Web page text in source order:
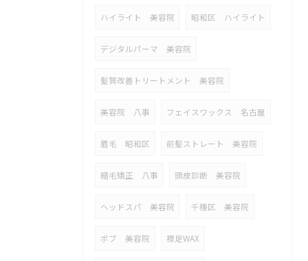
ハイライト 美容院 昭和区 ハイライト
デジタルパーマ 美容院
髪質改善トリートメント 美容院
美容院 八事 フェイスワックス 名古屋
眉毛 昭和区 前髪ストレート 美容院
縮毛矯正 八事 頭皮診断 美容院
ヘッドスパ 美容院 千種区 美容院
ボブ 美容院 襟足WAX